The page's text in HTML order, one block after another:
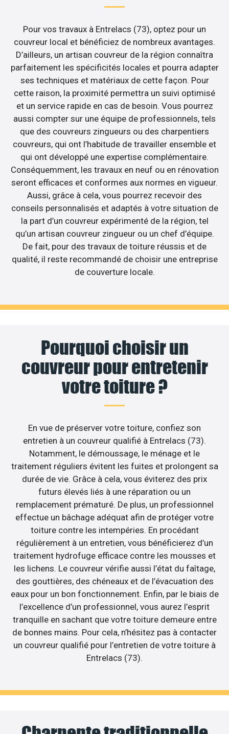
Pour vos travaux à Entrelacs (73), optez pour un
couvreur local et bénéficiez de nombreux avantages.
D’ailleurs, un artisan couvreur de la région connaîtra
parfaitement les spécificités locales et pourra adapter
ses techniques et matériaux de cette façon. Pour
cette raison, la proximité permettra un suivi optimisé
et un service rapide en cas de besoin. Vous pourrez
aussi compter sur une équipe de professionnels, tels
que des couvreurs zingueurs ou des charpentiers
couvreurs, qui ont l’habitude de travailler ensemble et
qui ont développé une expertise complémentaire.
Conséquemment, les travaux en neuf ou en rénovation
seront efficaces et conformes aux normes en vigueur.
Aussi, grâce à cela, vous pourrez recevoir des
conseils personnalisés et adaptés à votre situation de
la part d’un couvreur expérimenté de la région, tel
qu’un artisan couvreur zingueur ou un chef d’équipe.
De fait, pour des travaux de toiture réussis et de
qualité, il reste recommandé de choisir une entreprise
de couverture locale.
Pourquoi choisir un
couvreur pour entretenir
votre toiture ?
En vue de préserver votre toiture, confiez son
entretien à un couvreur qualifié à Entrelacs (73).
Notamment, le démoussage, le ménage et le
traitement réguliers évitent les fuites et prolongent sa
durée de vie. Grâce à cela, vous éviterez des prix
futurs élevés liés à une réparation ou un
remplacement prématuré. De plus, un professionnel
effectue un bâchage adéquat afin de protéger votre
toiture contre les intempéries. En procédant
régulièrement à un entretien, vous bénéficierez d’un
traitement hydrofuge efficace contre les mousses et
les lichens. Le couvreur vérifie aussi l’état du faîtage,
des gouttières, des chéneaux et de l’évacuation des
eaux pour un bon fonctionnement. Enfin, par le biais de
l’excellence d’un professionnel, vous aurez l’esprit
tranquille en sachant que votre toiture demeure entre
de bonnes mains. Pour cela, n’hésitez pas à contacter
un couvreur qualifié pour l’entretien de votre toiture à
Entrelacs (73).